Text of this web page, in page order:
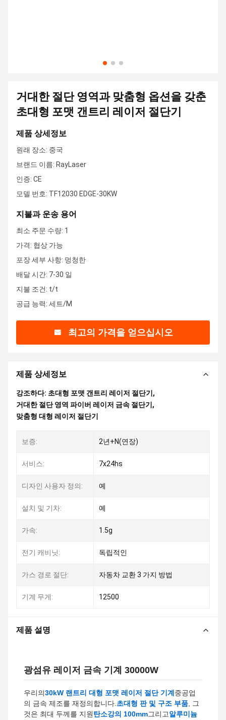
거대한 절단 영역과 맞춤형 옵션을 갖춘
초대형 포맷 갠트리 레이저 절단기
제품 상세정보
원래 장소: 중국
브랜드 이름: RayLaser
인증: CE
모델 번호: TF12030 EDGE-30KW
지불과 운송 용어
최소 주문 수량: 1
가격: 협상 가능
포장 세부 사항: 멍청한
배달 시간: 7-30 일
지불 조건: t/t
공급 능력: 세트/M
최고의 가격을 얻으십시오
제품 상세정보
강조하다: 초대형 포맷 갠트리 레이저 절단기 ,
거대한 절단 영역 파이버 레이저 금속 절단기 ,
맞춤형 대형 레이저 절단기
보증: 2년+N(연장)
서비스: 7x24hs
디자인 사용자 정의: 예
설치 및 기차: 예
가속: 1.5g
전기 캐비닛: 독립적인
가스 경로 절단: 자동차 교환 3 가지 방법
기계 무게: 12500
제품 설명
광섬유 레이저 금속 기계 30000W
우리의30kW 랜트리 대형 포맷 레이저 절단 기계 중공업
의 금속 제조를 재정의합니다. 초대형 판 및 구조 부품 , 그
것은 최대 두께를 지원탄소강의 100mm그리고알루미늄